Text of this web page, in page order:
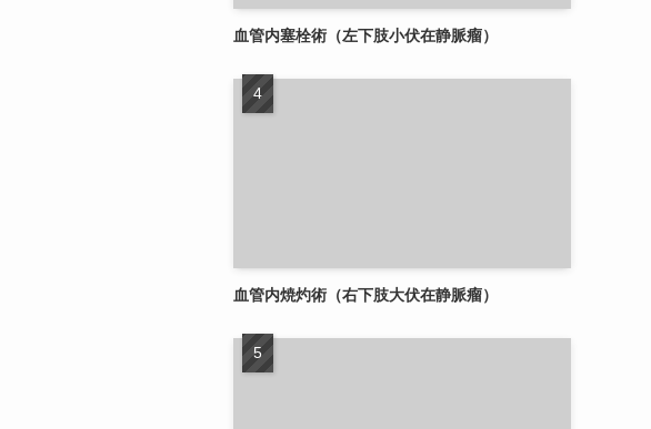
血管内塞栓術（左下肢小伏在静脈瘤）
血管内焼灼術（右下肢大伏在静脈瘤）